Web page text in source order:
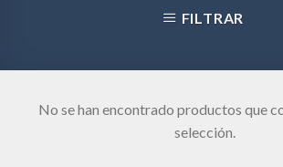
FILTRAR
No se han encontrado productos que
selección.